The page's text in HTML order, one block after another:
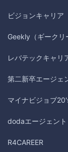
ビジョンキャリア
Geekly（ギークリ
レバテックキャリ
第二新卒エージェ
マイナビジョブ
dodaエージェント
R4CAREER